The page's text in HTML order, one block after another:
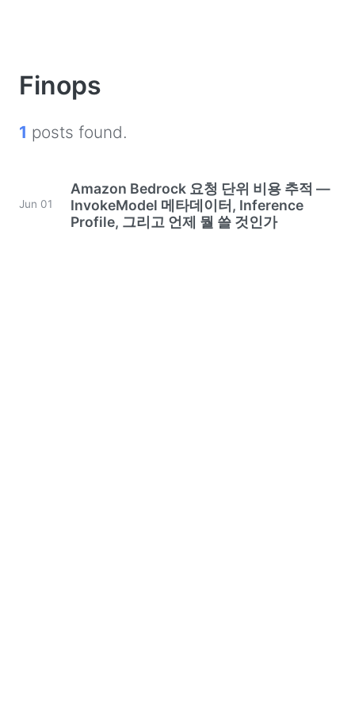
Finops
1 posts found.
Jun 01
Amazon Bedrock 요청 단위 비용 추적 —
InvokeModel 메타데이터, Inference
Profile, 그리고 언제 뭘 쓸 것인가